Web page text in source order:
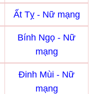
Ất Tỵ - Nữ mạng
Bính Ngọ - Nữ
mạng
Đinh Mùi - Nữ
mạng